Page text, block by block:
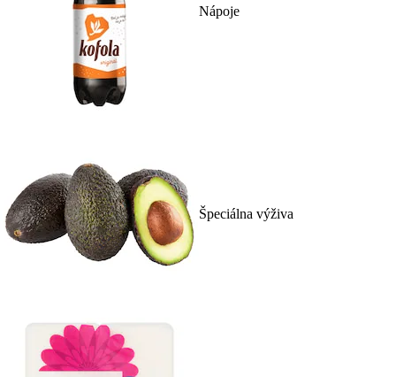
Nápoje
Špeciálna výživa